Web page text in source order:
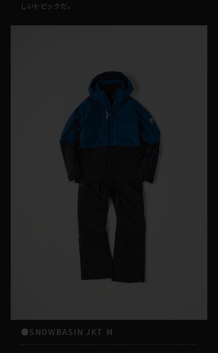
しいトピックだ。
●SNOWBASIN JKT M